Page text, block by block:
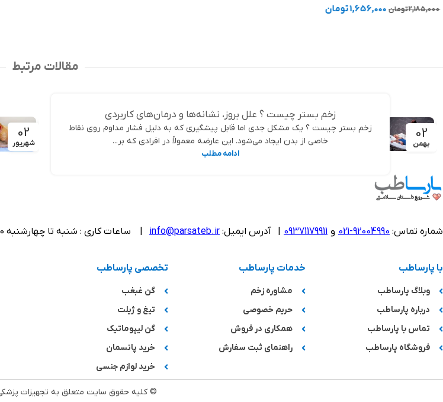
2,185,000تومان 1,656,000تومان
مقالات مرتبط
02
بهمن
زخم بستر چیست ؟ علل بروز، نشانه‌ها و درمان‌های کاربردی
زخم بستر چیست ؟ یک مشکل جدی اما قابل پیشگیری که به دلیل فشار مداوم روی نقاط
خاصی از بدن ایجاد می‌شود. این عارضه معمولاً در افرادی که بر...
ادامه مطلب
02
شهریور
شماره تماس: 92004990-021 و 09371179911 آدرس ایمیل: info@parsateb.ir | ساعات کاری : شنبه تا چهارشنبه 8:30 الی 16:30
با پارساطب
وبلاگ پارساطب
درباره پارساطب
تماس با پارساطب
فروشگاه پارساطب
خدمات پارساطب
مشاوره زخم
حریم خصوصی
همکاری در فروش
راهنمای ثبت سفارش
تخصصی پارساطب
گن غبغب
تیغ و ژیلت
گن لیپوماتیک
خرید پانسمان
خرید لوازم جنسی
© کلیه حقوق سایت متعلق به تجهیزات